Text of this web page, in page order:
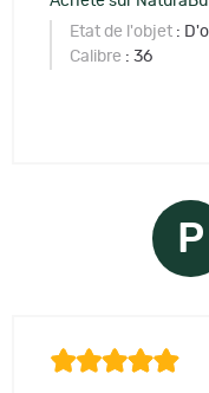
Etat de l'objet :
Calibre : 36
P